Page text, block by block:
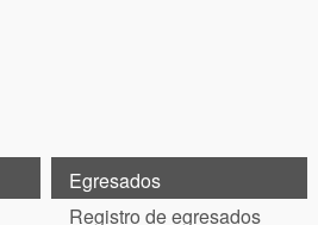
Egresados
Registro de egresados